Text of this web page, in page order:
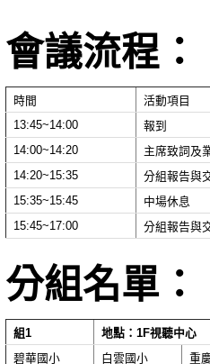
會議流程：
時間
活動項目
13:45~14:00
報到
14:00~14:20
主席致詞及
14:20~15:35
分組報告與
15:35~15:45
中場休息
15:45~17:00
分組報告與
分組名單：
組1
地點：1F視聽中心
碧華國小
白雲國小
重